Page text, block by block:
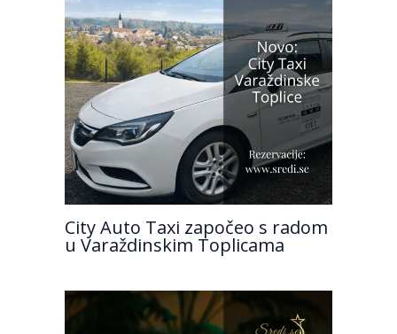
City Auto Taxi započeo s radom
u Varaždinskim Toplicama